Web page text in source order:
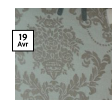
19
Avr